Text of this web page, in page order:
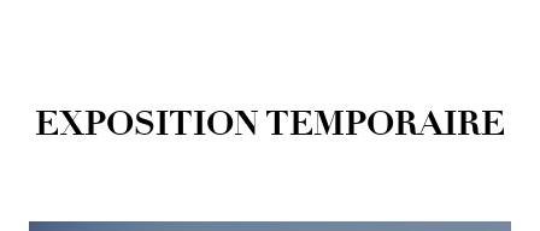
EXPOSITION TEMPORAIRE